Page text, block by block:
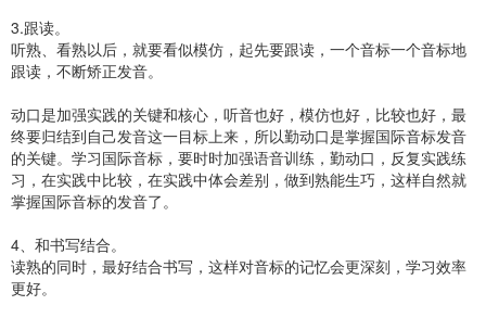
3.跟读。
听熟、看熟以后，就要看似模仿，起先要跟读，一个音标一个音标地
跟读，不断矫正发音。
动口是加强实践的关键和核心，听音也好，模仿也好，比较也好，最
终要归结到自己发音这一目标上来，所以勤动口是掌握国际音标发音
的关键。学习国际音标，要时时加强语音训练，勤动口，反复实践练
习，在实践中比较，在实践中体会差别，做到熟能生巧，这样自然就
掌握国际音标的发音了。
4、和书写结合。
读熟的同时，最好结合书写，这样对音标的记忆会更深刻，学习效率
更好。